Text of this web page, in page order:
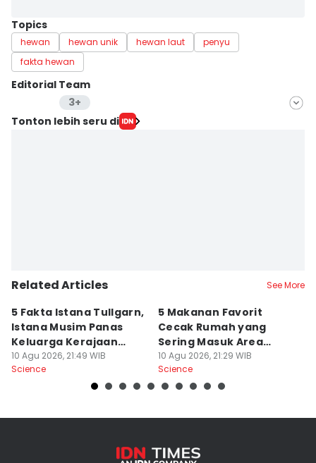
Topics
hewan hewan unik hewan laut
penyu
fakta hewan
Editorial Team
3+
Editor
Tonton lebih seru di
Related Articles See More
5 Fakta Istana Tullgarn,
Istana Musim Panas
Keluarga Kerajaan
Swedia
10 Agu 2026, 21:49 WIB
Science
5 Makanan Favorit
Cecak Rumah yang
Sering Masuk Area
Pemukiman
10 Agu 2026, 21:29 WIB
Science